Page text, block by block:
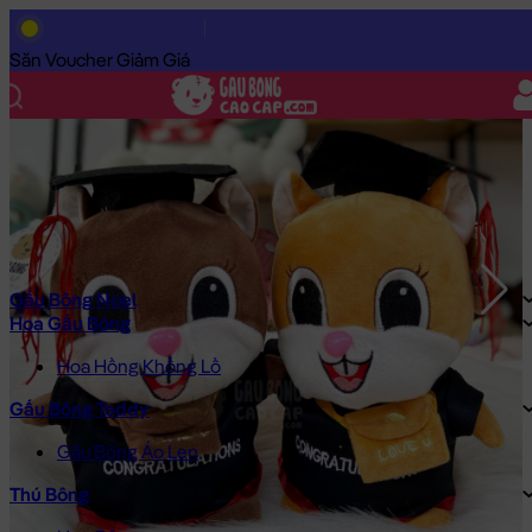
Săn Voucher Giảm Giá
Gấu Bông Noel
Hoa Gấu Bông
Hoa Hồng Khổng Lồ
Gấu Bông Teddy
Gấu Bông Áo Len
Thú Bông
Trang Chủ